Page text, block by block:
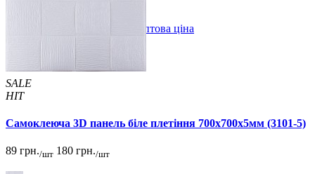
Оптова ціна
SALE
HIT
Самоклеюча 3D панель біле плетіння 700x700x5мм (3101-5)
89 грн./шт 180 грн./шт